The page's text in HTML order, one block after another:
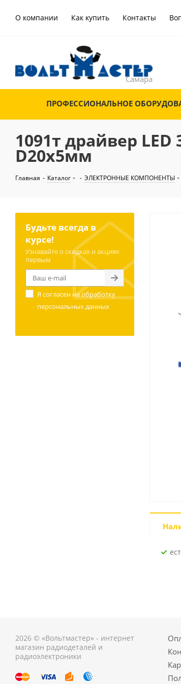
О компании Как купить Контакты
ПРОФЕССИОНАЛЬНОЕ
1091т драйвер LED
D20х5мм
Главная - Каталог - ЭЛЕКТРОННЫЕ КОМПОНЕНТЫ
Будьте всегда в
курсе!
Узнавайте о скидках и акциях
первым
Я согласен наобработку
персональных данных
2026 © «Вольтмастер» - интернет
магазин радиодеталей и
радиоэлектроники